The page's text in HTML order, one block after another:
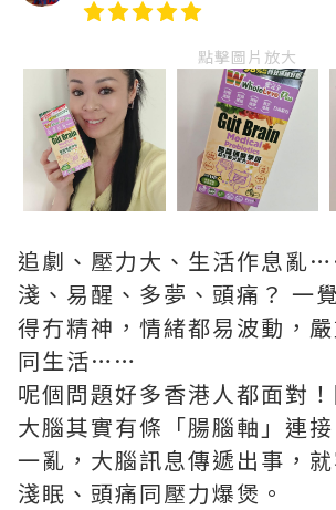
點擊圖片放大
追劇、壓力大、生活作息亂
淺、易醒、多夢、頭痛？ 一
得冇精神，情緒都易波動，
同生活……
呢個問題好多香港人都面對
大腦其實有條「腸腦軸」連
一亂，大腦訊息傳遞出事，就
淺眠、頭痛同壓力爆煲。